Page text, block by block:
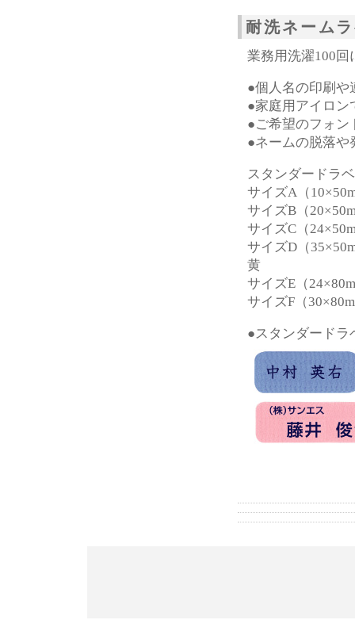
耐洗ネーム
業務用洗濯100回
●個人名の印刷や
●家庭用アイロン
●ご希望のフォン
●ネームの脱落や
スタンダードラ
サイズA（
サイズB（
サイズC（
サイズD（
黄
サイズE（
サイズF（
●スタンダード